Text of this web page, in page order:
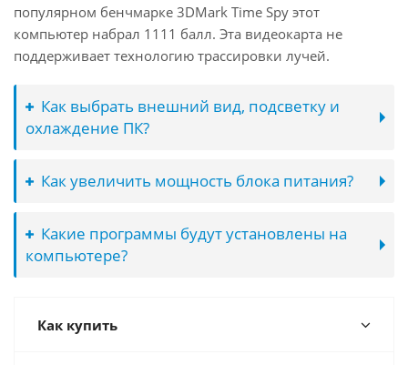
популярном бенчмарке 3DMark Time Spy этот
компьютер набрал 1111 балл. Эта видеокарта не
поддерживает технологию трассировки лучей.
Как выбрать внешний вид, подсветку и
охлаждение ПК?
Как увеличить мощность блока питания?
Какие программы будут установлены на
компьютере?
Как купить